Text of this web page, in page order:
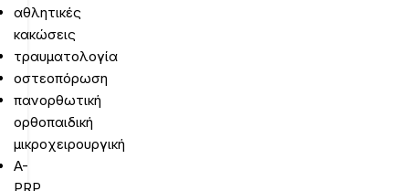
αθλητικές
κακώσεις
τραυματολογία
οστεοπόρωση
πανορθωτική
ορθοπαιδική
μικροχειρουργική
A-